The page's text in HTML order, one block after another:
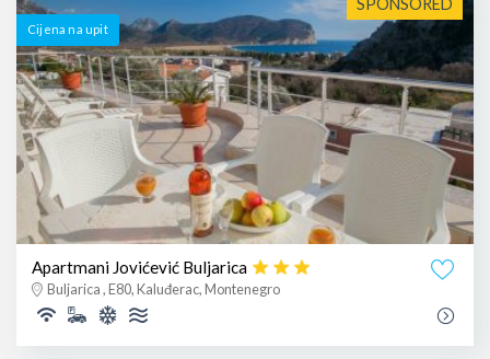
SPONSORED
Cijena na upit
Apartmani Jovićević Buljarica
Buljarica , E80, Kaluđerac, Montenegro